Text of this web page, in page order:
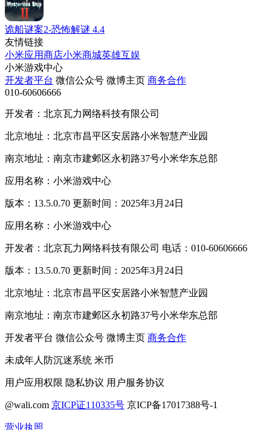
诡船谜案2-恐怖解谜 4.4
友情链接
小米应用商店小米商城英雄互娱
小米游戏中心
开发者平台 微信公众号 微博主页 商务合作
010-60606666
开发者：北京瓦力网络科技有限公司
北京地址：北京市昌平区安居路小米智慧产业园
南京地址：南京市建邺区永初路37号小米华东总部
应用名称：小米游戏中心
版本：13.5.0.70 更新时间：2025年3月24日
应用名称：小米游戏中心
开发者：北京瓦力网络科技有限公司 电话：010-60606666
版本：13.5.0.70 更新时间：2025年3月24日
北京地址：北京市昌平区安居路小米智慧产业园
南京地址：南京市建邺区永初路37号小米华东总部
开发者平台 微信公众号 微博主页 商务合作
未成年人防沉迷系统 米币
用户应用权限 隐私协议 用户服务协议
@wali.com 京ICP证110335号 京ICP备17017388号-1
营业执照